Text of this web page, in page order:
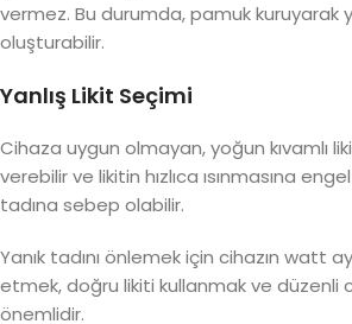
vermez. Bu durumda, pamuk kuruyarak
oluşturabilir.
Yanlış Likit Seçimi
Cihaza uygun olmayan, yoğun kıvamlı
verebilir ve likitin hızlıca ısınmasına
tadına sebep olabilir.
Yanık tadını önlemek için cihazın watt
etmek, doğru likiti kullanmak ve düzenli
önemlidir.